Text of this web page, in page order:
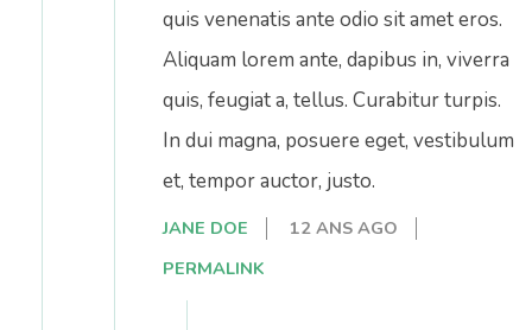
quis venenatis ante odio sit amet eros.
Aliquam lorem ante, dapibus in, viverra
quis, feugiat a, tellus. Curabitur turpis.
In dui magna, posuere eget, vestibulum
et, tempor auctor, justo.
JANE DOE
12 ANS AGO
PERMALINK